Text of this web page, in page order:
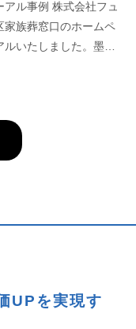
ラシ」制作 有限会社
市や小山市にも対応し
、一日葬、家族葬か
UPを実現す